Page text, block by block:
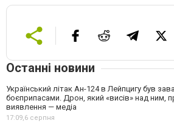
Останні новини
Український літак Ан-124 в Лейпцигу був
боєприпасами. Дрон, який «висів» над ним,
виявлення — медіа
17:09,6 серпня